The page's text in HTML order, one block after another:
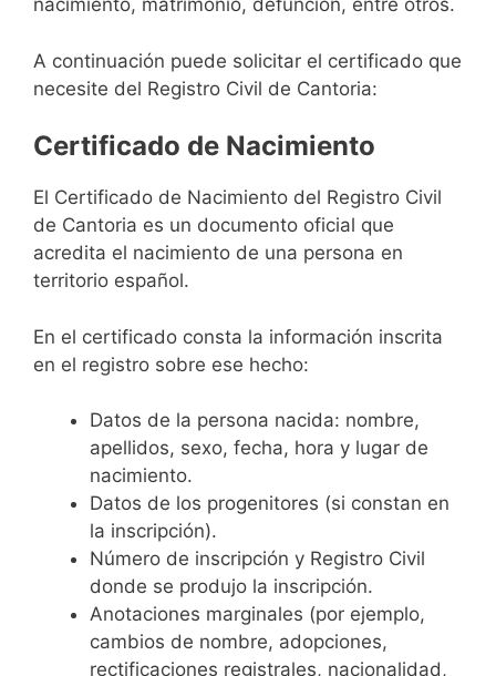
nacimiento, matrimonio, defunción, entre otros.
A continuación puede solicitar el certificado que
necesite del Registro Civil de Cantoria:
Certificado de Nacimiento
El Certificado de Nacimiento del Registro Civil
de Cantoria es un documento oficial que
acredita el nacimiento de una persona en
territorio español.
En el certificado consta la información inscrita
en el registro sobre ese hecho:
Datos de la persona nacida: nombre,
apellidos, sexo, fecha, hora y lugar de
nacimiento.
Datos de los progenitores (si constan en
la inscripción).
Número de inscripción y Registro Civil
donde se produjo la inscripción.
Anotaciones marginales (por ejemplo,
cambios de nombre, adopciones,
rectificaciones registrales, nacionalidad,